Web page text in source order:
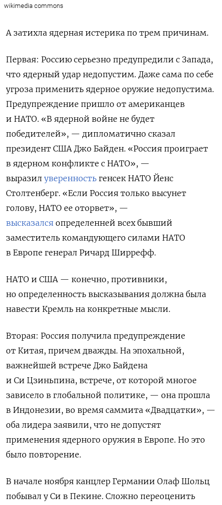
wikimedia commons
А затихла ядерная истерика по трем причинам.
Первая: Россию серьезно предупредили с Запада,
что ядерный удар недопустим. Даже сама по себе
угроза применить ядерное оружие недопустима.
Предупреждение пришло от американцев
и НАТО. «В ядерной войне не будет
победителей», — дипломатично сказал
президент США Джо Байден. «Россия проиграет
в ядерном конфликте с НАТО», —
выразил уверенность генсек НАТО Йенс
Столтенберг. «Если Россия только высунет
голову, НАТО ее оторвет», —
высказался определенней всех бывший
заместитель командующего силами НАТО
в Европе генерал Ричард Ширрефф.
НАТО и США — конечно, противники,
но определенность высказывания должна была
навести Кремль на конкретные мысли.
Вторая: Россия получила предупреждение
от Китая, причем дважды. На эпохальной,
важнейшей встрече Джо Байдена
и Си Цзиньпина, встрече, от которой многое
зависело в глобальной политике, — она прошла
в Индонезии, во время саммита «Двадцатки», —
оба лидера заявили, что не допустят
применения ядерного оружия в Европе. Но это
было повторение.
В начале ноября канцлер Германии Олаф Шольц
побывал у Си в Пекине. Сложно переоценить